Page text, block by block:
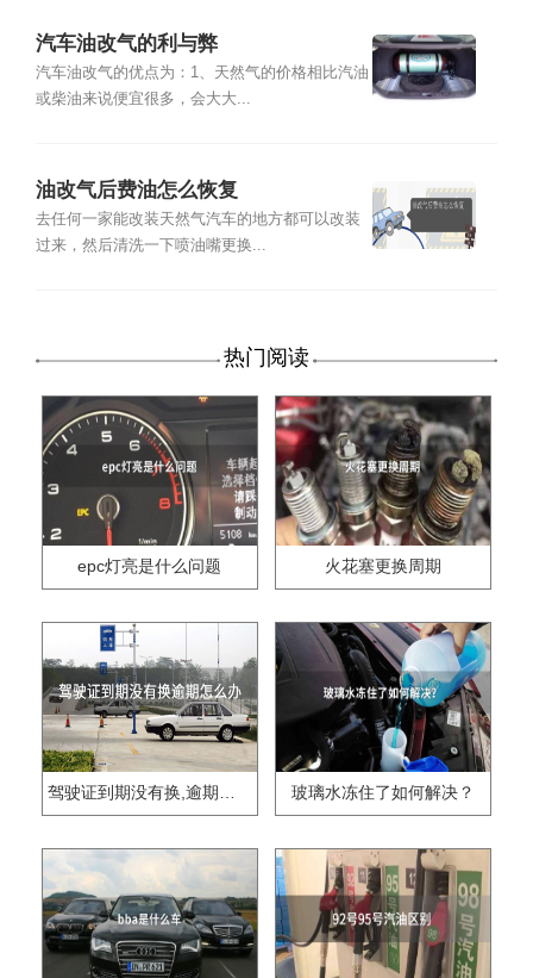
汽车油改气的利与弊
汽车油改气的优点为：1、天然气的价格相比汽油
或柴油来说便宜很多，会大大...
油改气后费油怎么恢复
去任何一家能改装天然气汽车的地方都可以改装
过来，然后清洗一下喷油嘴更换...
热门阅读
epc灯亮是什么问题 火花塞更换周期
驾驶证到期没有换,逾期怎么办?? 玻璃水冻住了如何解决？